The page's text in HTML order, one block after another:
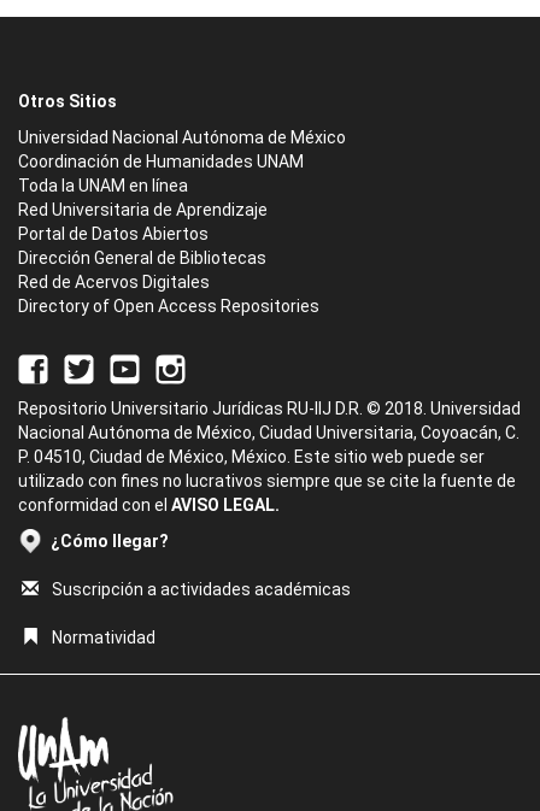
Otros Sitios
Universidad Nacional Autónoma de México
Coordinación de Humanidades UNAM
Toda la UNAM en línea
Red Universitaria de Aprendizaje
Portal de Datos Abiertos
Dirección General de Bibliotecas
Red de Acervos Digitales
Directory of Open Access Repositories
Repositorio Universitario Jurídicas RU-IIJ D.R. © 2018. Universidad
Nacional Autónoma de México, Ciudad Universitaria, Coyoacán, C.
P. 04510, Ciudad de México, México. Este sitio web puede ser
utilizado con fines no lucrativos siempre que se cite la fuente de
conformidad con el AVISO LEGAL.
¿Cómo llegar?
Suscripción a actividades académicas
Normatividad